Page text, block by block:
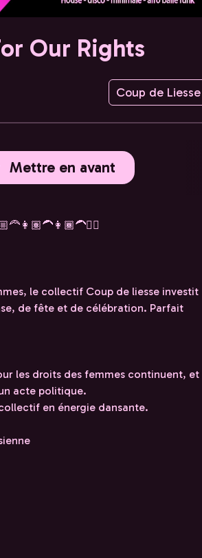
Our Rights
Coup de Liesse
Mettre en avant
le collectif Coup de liesse investit
de fête et de célébration. Parfait
les droits des femmes continuent, et
acte politique.
en énergie dansante.